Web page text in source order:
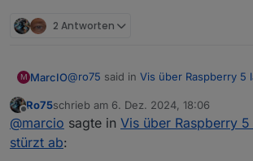
2 Antworten
M MarcIO@ro75 said in Vis über Raspberry 5
Bei mir läuft Chromium. Ich habe es
Firefox probiert, war aber nicht
Offline
Ro75schrieb am 6. Dez. 2024, 18:06
zuletzt editiert von
@marcio sagte in Vis über Raspberry
stürzt ab: